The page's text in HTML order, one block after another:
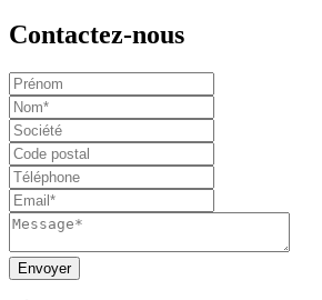
Contactez-nous